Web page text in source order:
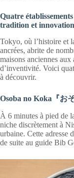
Quatre
tradition et innovation
Tokyo, où l’histoire et
ancrées, abrite de
maisons anciennes aux
d’inventivité. Voici
à découvrir.
Osoba no Koka『お
À 6 minutes à pied de
niche discrètement à
urbaine. Cette adresse
de suite au guide Bib